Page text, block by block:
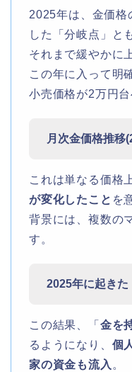
2025年は、金価格
した「分岐点」と
それまで緩やかに
この年に入って明
小売価格が2万円台
月次金価格推移
これは単なる価格
が変化したこと を
背景には、複数の
す。
2025年に起きた
この結果、「 金を
るようになり、 個
家の資金も流入 。